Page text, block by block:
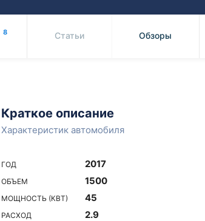
8 Статьи Обзоры
Краткое описание
Характеристик автомобиля
ГОД 2017
ОБЪЕМ 1500
МОЩНОСТЬ (КВТ) 45
РАСХОД 2.9